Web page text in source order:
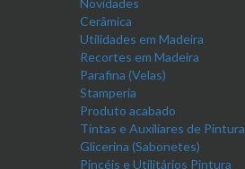
Novidades
Cerâmica
Utilidades em Madeira
Recortes em Madeira
Parafina (Velas)
Stamperia
Produto acabado
Tintas e Auxiliares de Pintura
Glicerina (Sabonetes)
Pincéis e Utilitários Pintura